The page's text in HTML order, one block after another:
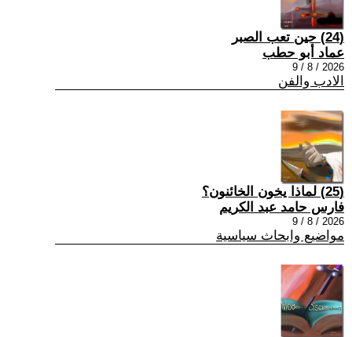
(24) حين تعب الصبر
عماد أبو حطب
2026 / 8 / 9
الادب والفن
(25) لماذا يخون الخائنون؟
فارس حامد عبد الكريم
2026 / 8 / 9
مواضيع وابحاث سياسية